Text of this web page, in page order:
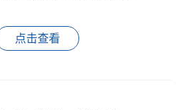
。丽减美瘦吧是一家专业的
肥加盟品牌，具有独特的减
点击查看